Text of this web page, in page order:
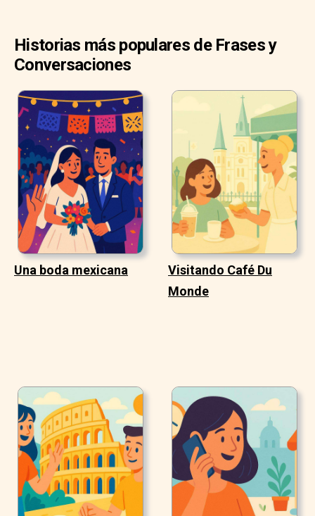
Historias más populares de Frases y
Conversaciones
Una boda mexicana
Visitando Café Du
Monde